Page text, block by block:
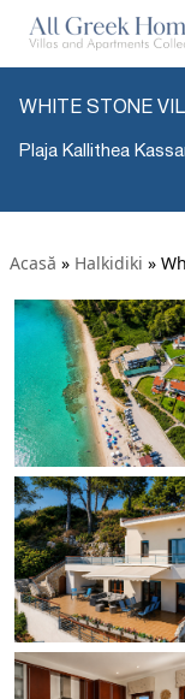
WHITE STONE
Plaja Kallithea
Acasă » Halkidiki »